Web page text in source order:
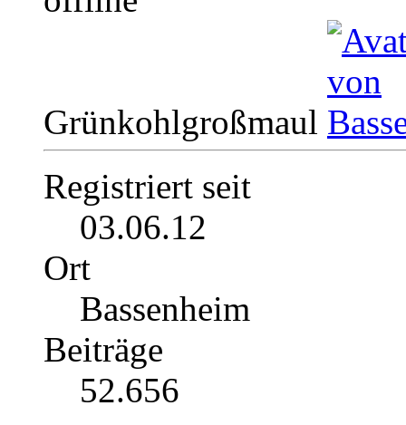
Grünkohlgroßmaul
Registriert seit
03.06.12
Ort
Bassenheim
Beiträge
52.656